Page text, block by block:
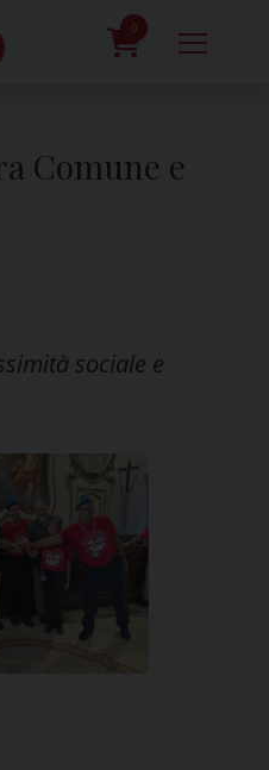
0
Comune e
sociale e